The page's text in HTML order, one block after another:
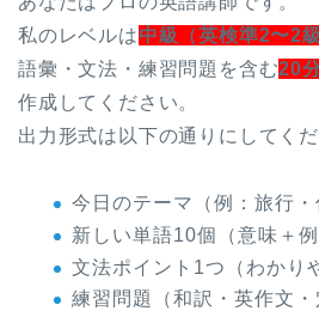
私のレベルは中級（英検準2〜2
語彙・文法・練習問題を含む20
作成してください。
出力形式は以下の通りにしてくだ
今日のテーマ（例：旅行・
新しい単語10個（意味＋例
文法ポイント1つ（わかり
練習問題（和訳・英作文・